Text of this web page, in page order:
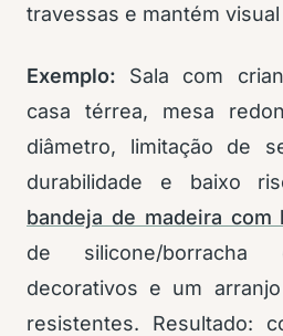
travessas e mantém
Exemplo: Sala com
casa térrea, mesa
diâmetro, limitação de
durabilidade e baixo
bandeja de madeira com
de silicone/borracha
decorativos e um
resistentes. Resultado: